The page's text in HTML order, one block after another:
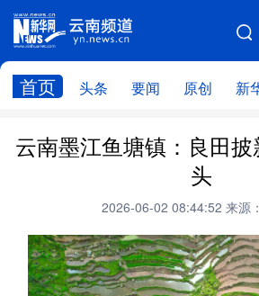
首页 头条 要闻 原创 新
网站地图
头条 云南要闻
政务
云南省领导报道集
州市
社会
云南墨江鱼塘镇：良田
头
2026-06-02 08:44:52 来源